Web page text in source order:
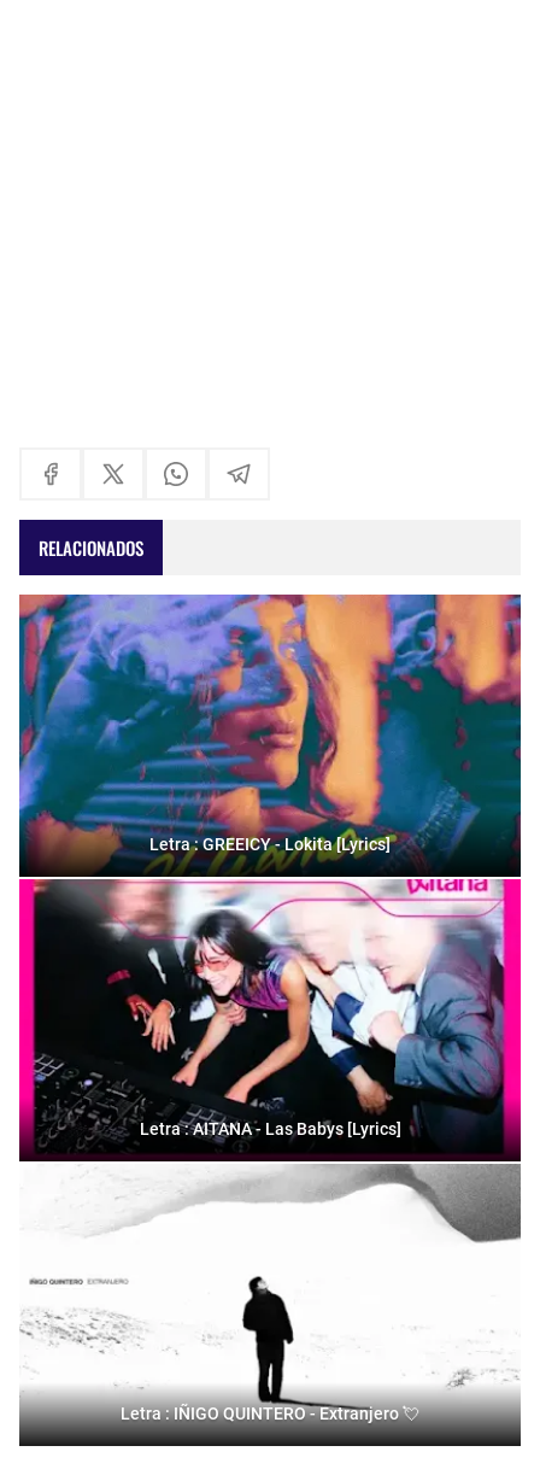
RELACIONADOS
Letra : GREEICY - Lokita [Lyrics]
Letra : AITANA - Las Babys [Lyrics]
Letra : IÑIGO QUINTERO - Extranjero 💘